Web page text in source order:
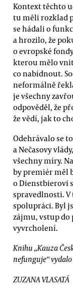
Kontext těchto
tu měli rozklad
se hádali o
a hrozilo, že
o evropské
kterou mělo
co nabídnout.
neformálně
je všechny
odpověděl, že
že vědí, jak to
Odehrávalo se
a Nečasovy
všechny míry.
by premiér měl
o Dienstbierovi
spravedlnosti.
spolupráci. Byl
zájmu, vstup
vyvrcholení.
Knihu „Kauza
nefunguje“
ZUZANA VLASATÁ